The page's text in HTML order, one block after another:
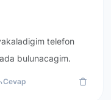
telefon
bulunacagim.
Cevap